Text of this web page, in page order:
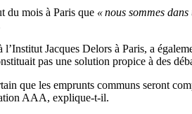
du mois à Paris que « nous sommes
l’Institut Jacques Delors à Paris, a
pas une solution propice à des
que les emprunts communs seront
AAA, explique-t-il.